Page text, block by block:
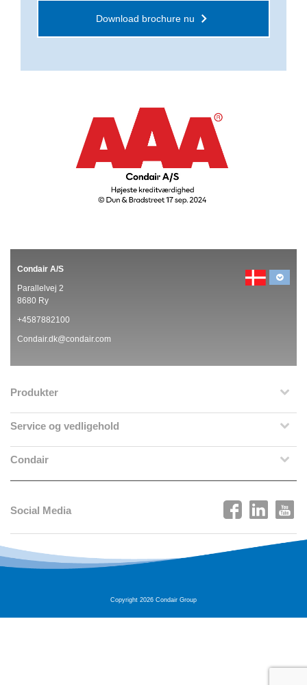
Download brochure nu
Condair A/S
Parallelvej 2
8680 Ry
+4587882100
Condair.dk@condair.com
Produkter
Service og vedligehold
Condair
Social Media
Copyright 2026 Condair Group